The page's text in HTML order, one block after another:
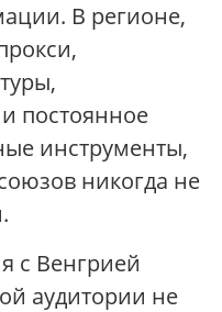
В регионе,
постоянное
инструменты,
никогда не
с Венгрией
аудитории не